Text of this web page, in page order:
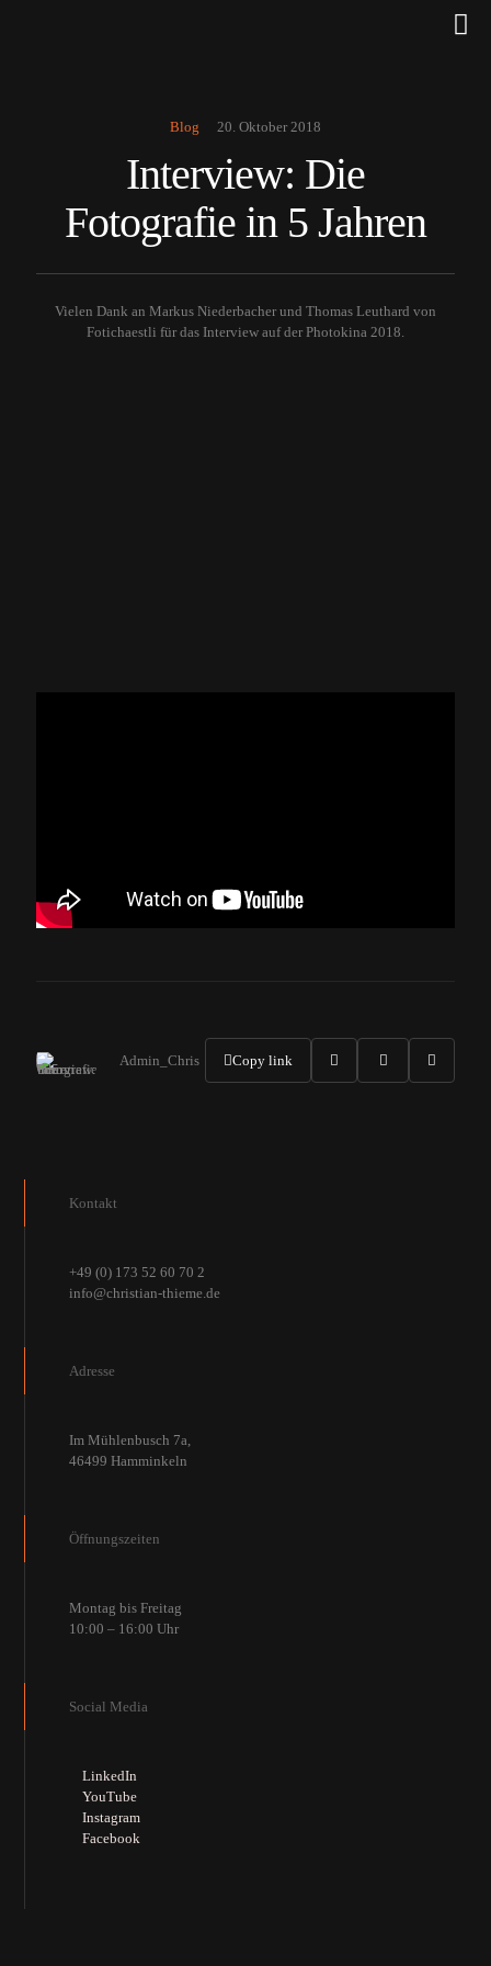
Blog 20. Oktober 2018
Interview: Die
Fotografie in 5 Jahren
Vielen Dank an Markus Niederbacher und Thomas Leuthard von
Fotichaestli für das Interview auf der Photokina 2018.
Admin_Chris Copy link
Kontakt
+49 (0) 173 52 60 70 2
info@christian-thieme.de
Adresse
Im Mühlenbusch 7a,
46499 Hamminkeln
Öffnungszeiten
Montag bis Freitag
10:00 – 16:00 Uhr
Social Media
LinkedIn
YouTube
Instagram
Facebook